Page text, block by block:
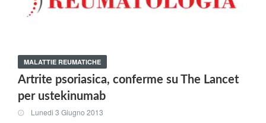
MALATTIE REUMATICHE
Artrite psoriasica, conferme su The Lancet
per ustekinumab
Lunedi 3 Giugno 2013